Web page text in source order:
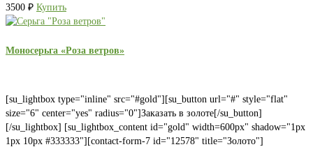
3500 ₽ Купить
Моносерьга «Роза ветров»
[su_lightbox type="inline" src="#gold"][su_button url="#" style="flat"
size="6" center="yes" radius="0"]Заказать в золоте[/su_button]
[/su_lightbox] [su_lightbox_content id="gold" width=600px" shadow="1px
1px 10px #333333"][contact-form-7 id="12578" title="Золото"]